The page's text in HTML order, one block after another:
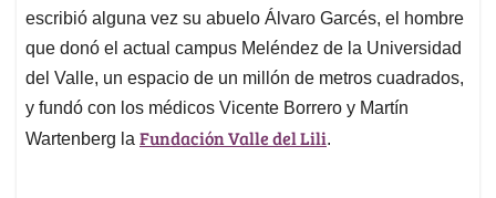
escribió alguna vez su abuelo Álvaro Garcés, el hombre
que donó el actual campus Meléndez de la Universidad
del Valle, un espacio de un millón de metros cuadrados,
y fundó con los médicos Vicente Borrero y Martín
Wartenberg la Fundación Valle del Lili.